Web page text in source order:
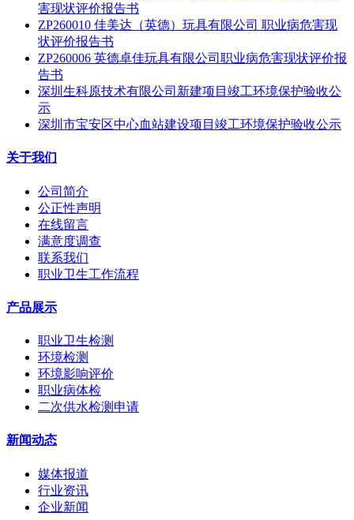
害现状评价报告书
ZP260010 佳美达（英德）玩具有限公司 职业病危害现
状评价报告书
ZP260006 英德卓佳玩具有限公司职业病危害现状评价报
告书
深圳生科原技术有限公司新建项目竣工环境保护验收公
示
深圳市宝安区中心血站建设项目竣工环境保护验收公示
关于我们
公司简介
公正性声明
在线留言
满意度调查
联系我们
职业卫生工作流程
产品展示
职业卫生检测
环境检测
环境影响评价
职业病体检
二次供水检测申请
新闻动态
媒体报道
行业资讯
企业新闻